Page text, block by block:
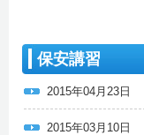
保安講習
2015年04月23日
2015年03月10日